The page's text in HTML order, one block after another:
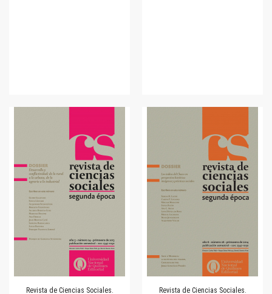
Revista de Ciencias Sociales.
Revista de Ciencias Sociales.